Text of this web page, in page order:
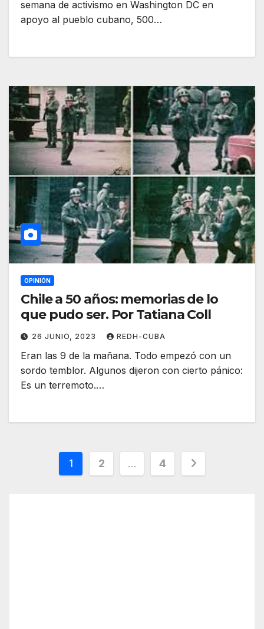
semana de activismo en Washington DC en
apoyo al pueblo cubano, 500…
OPINIÓN
Chile a 50 años: memorias de lo
que pudo ser. Por Tatiana Coll
26 JUNIO, 2023 REDH-CUBA
Eran las 9 de la mañana. Todo empezó con un
sordo temblor. Algunos dijeron con cierto pánico:
Es un terremoto.…
Paginación
1 2 … 4